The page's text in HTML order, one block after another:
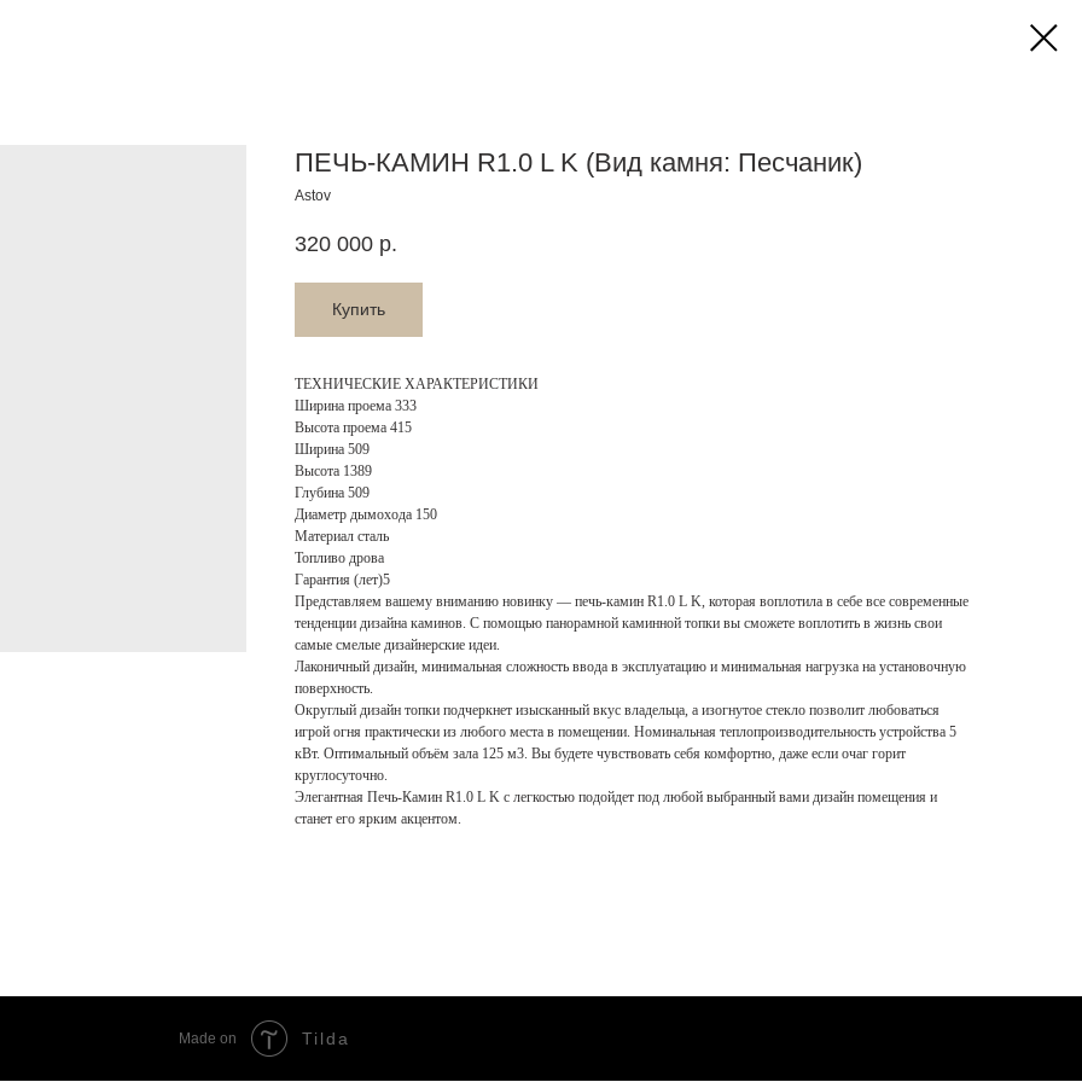
ПЕЧЬ-КАМИН R1.0 L K (Вид камня: Песчаник)
Astov
320 000 р.
Купить
ТЕХНИЧЕСКИЕ ХАРАКТЕРИСТИКИ
Ширина проема 333
Высота проема 415
Ширина 509
Высота 1389
Глубина 509
Диаметр дымохода 150
Материал сталь
Топливо дрова
Гарантия (лет)5
Представляем вашему вниманию новинку — печь-камин R1.0 L K, которая воплотила в себе все современные
тенденции дизайна каминов. С помощью панорамной каминной топки вы сможете воплотить в жизнь свои
самые смелые дизайнерские идеи.
Лаконичный дизайн, минимальная сложность ввода в эксплуатацию и минимальная нагрузка на установочную
поверхность.
Округлый дизайн топки подчеркнет изысканный вкус владельца, а изогнутое стекло позволит любоваться
игрой огня практически из любого места в помещении. Номинальная теплопроизводительность устройства 5
кВт. Оптимальный объём зала 125 м3. Вы будете чувствовать себя комфортно, даже если очаг горит
круглосуточно.
Элегантная Печь-Камин R1.0 L K с легкостью подойдет под любой выбранный вами дизайн помещения и
станет его ярким акцентом.
Made on Tilda